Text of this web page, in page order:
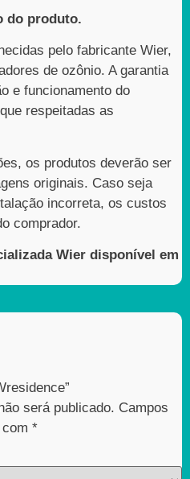
do produto.
pelo fabricante Wier,
de ozônio. A garantia
e funcionamento do
respeitadas as
os produtos deverão ser
originais. Caso seja
incorreta, os custos
comprador.
Wier disponível em
será publicado. Campos
*